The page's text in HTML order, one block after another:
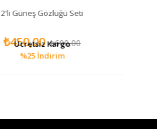
2'li Güneş Gözlüğü Seti
₺450,00 ₺600,00
%25İndirim
Ücretsiz Kargo